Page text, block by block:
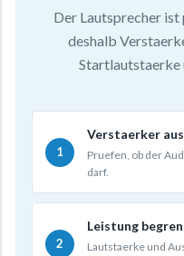
Der Lautsprecher
deshalb
Startlautstaerke
Verstaerker
Pruefen, ob der
darf.
Leistung
Lautstaerke und